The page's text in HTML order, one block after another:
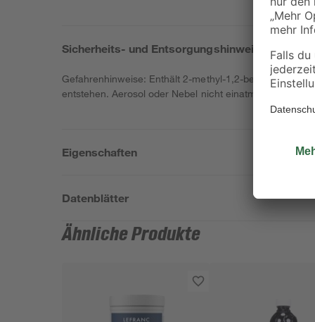
Sicherheits- und Entsorgungshinweise
Gefahrenhinweise: Enthält 2-methyl-1,2-benzothiazol-
entstehen. Aerosol oder Nebel nicht einatmen.
Eigenschaften
Datenblätter
Ähnliche Produkte